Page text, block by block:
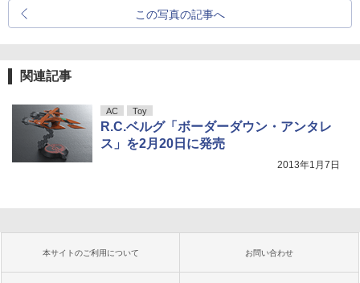
この写真の記事へ
関連記事
AC Toy
R.C.ベルグ「ボーダーダウン・アンタレ
ス」を2月20日に発売
2013年1月7日
本サイトのご利用について お問い合わせ